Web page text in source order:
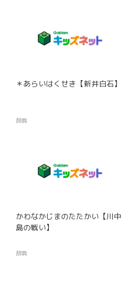
＊あらいはくせき【新井白石】
辞典
かわなかじまのたたかい【川中
島の戦い】
辞典